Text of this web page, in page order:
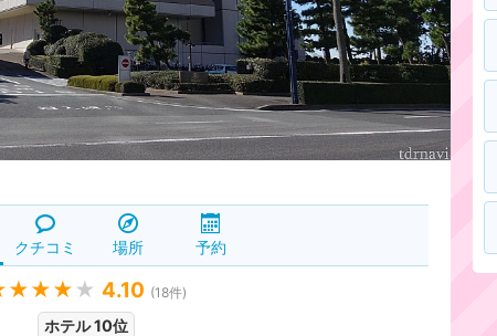
クチコミ 場所 予約
★ 4.10 (18件)
ホテル 10位